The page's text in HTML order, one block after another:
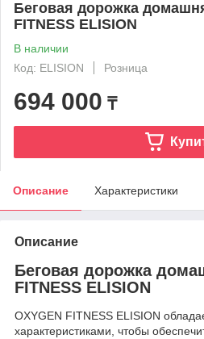
Беговая дорожка
FITNESS ELISION
В наличии
Код: ELISION
Розница
694 000 ₸
Описание Характеристики
Описание
Беговая дорожка
FITNESS ELISION
OXYGEN FITNESS ELISION
характеристиками, чтобы